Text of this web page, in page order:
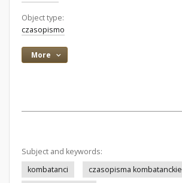
Object type:
czasopismo
More
Subject and keywords:
kombatanci
czasopisma kombatanckie